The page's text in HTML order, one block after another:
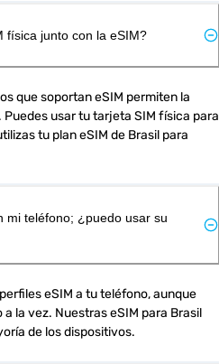
física junto con la eSIM?
que soportan eSIM permiten la
usar tu tarjeta SIM física para
tu plan eSIM de Brasil para
mi teléfono; ¿puedo usar su
eSIM a tu teléfono, aunque
la vez. Nuestras eSIM para Brasil
de los dispositivos.